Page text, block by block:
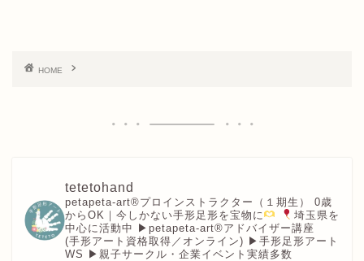
HOME
tetetohand
petapeta-art®︎プロインストラクター（１期生）
0歳
からOK｜今しかない手形足形を宝物に
埼玉県を
中心に活動中 ▶︎petapeta-art®アドバイザー講座
(手形アート資格取得／オンライン) ▶︎手形足形アート
WS ▶︎親子サークル・企業イベント実績多数